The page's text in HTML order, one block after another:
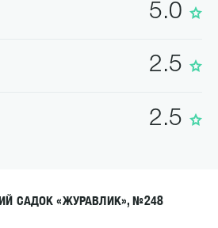
5.0
2.5
2.5
САДОК «ЖУРАВЛИК», №248